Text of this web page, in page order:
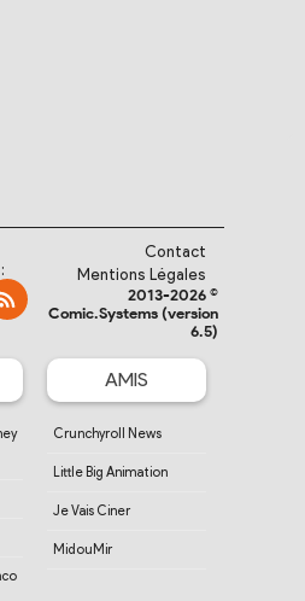
Contact
Mentions Légales
2013-2026 ©
Comic.Systems (version
6.5)
AMIS
Crunchyroll News
Little Big Animation
Je Vais Ciner
MidouMir